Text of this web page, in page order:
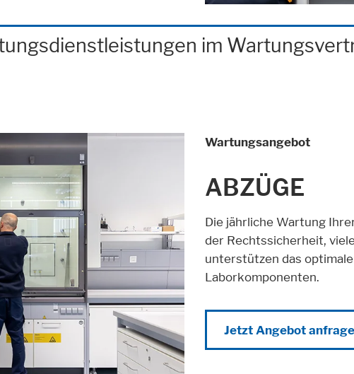
im
Wartungsangebot
ABZÜGE
Die jährliche Wartung
der Rechtssicherheit,
unterstützen das
Laborkomponenten.
Jetzt Angebot